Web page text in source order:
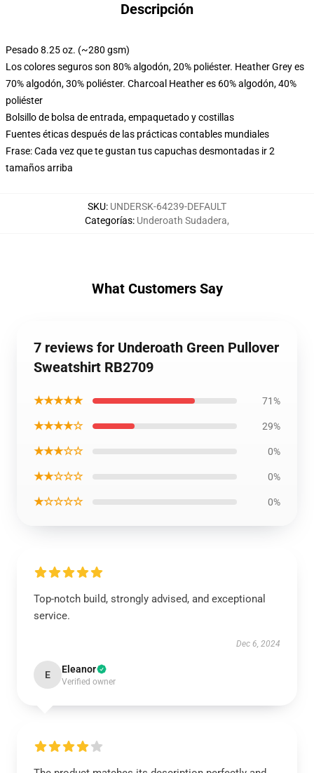
Descripción
Pesado 8.25 oz. (~280 gsm)
Los colores seguros son 80% algodón, 20% poliéster. Heather Grey es
70% algodón, 30% poliéster. Charcoal Heather es 60% algodón, 40%
poliéster
Bolsillo de bolsa de entrada, empaquetado y costillas
Fuentes éticas después de las prácticas contables mundiales
Frase: Cada vez que te gustan tus capuchas desmontadas ir 2
tamaños arriba
SKU: UNDERSK-64239-DEFAULT
Categorías: Underoath Sudadera,
What Customers Say
7 reviews for Underoath Green Pullover
Sweatshirt RB2709
★★★★★ 71%
★★★★☆ 29%
★★★☆☆ 0%
★★☆☆☆ 0%
★☆☆☆☆ 0%
Top-notch build, strongly advised, and exceptional
service.
Dec 6, 2024
E Eleanor
Verified owner